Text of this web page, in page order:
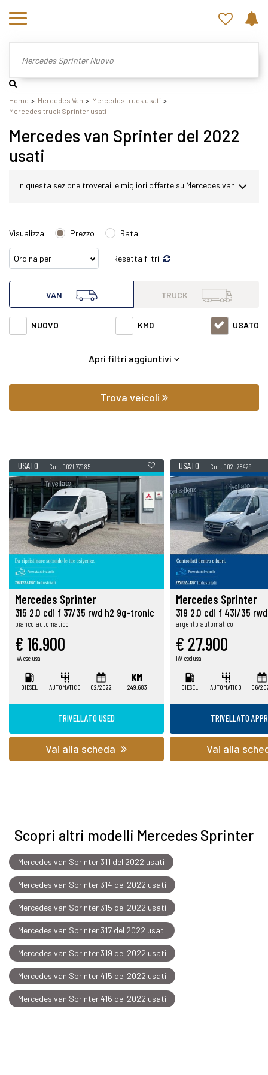
Home Mercedes Van
Mercedes truck usati
Mercedes truck Sprinter usati
Mercedes van Sprinter del 2022
usati
In questa sezione troverai le migliori offerte su Mercedes van
Mercedes van Sprinter del 2022 con varie fasce di prezzi ed
equipaggiamenti in grado di soddisfare qualsiasi esigenza
di comfort o prestazione.
Oltre a conoscere il prezzo potrai scoprire gli
Contattaci per richiedere qualsiasi informazione o un
preventivo gratuito.
Visualizza Prezzo Rata
Resetta filtri
VAN TRUCK
NUOVO KM0 USATO
Apri filtri aggiuntivi
Trova veicoli
USATO Cod. 002U77985
Mercedes Sprinter
315 2.0 cdi f 37/35 rwd h2 9g-tronic
bianco automatico
€ 16.900
IVA esclusa
DIESEL AUTOMATICO 02/2022 249.683
TRIVELLATO USED
Vai alla scheda
USATO Cod. 002U78429
Mercedes Sprinter
argento automatico
€ 27.900
IVA esclusa
DIESEL AUTOMATICO 06/
TRIVELLATO
Vai alla
Scopri altri modelli Mercedes Sprinter
Mercedes van Sprinter 311 del 2022 usati
Mercedes van Sprinter 314 del 2022 usati
Mercedes van Sprinter 315 del 2022 usati
Mercedes van Sprinter 317 del 2022 usati
Mercedes van Sprinter 319 del 2022 usati
Mercedes van Sprinter 415 del 2022 usati
Mercedes van Sprinter 416 del 2022 usati